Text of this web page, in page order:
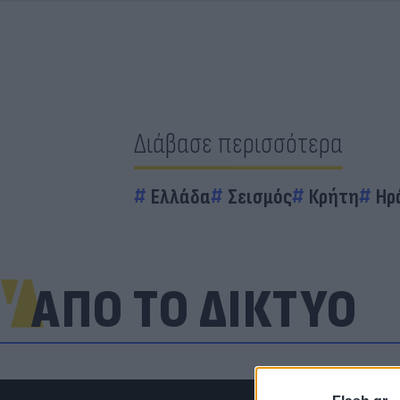
Διάβασε περισσότερα
Ελλάδα Σεισμός Κρήτη
ΑΠΟ ΤΟ ΔΙΚΤΥΟ